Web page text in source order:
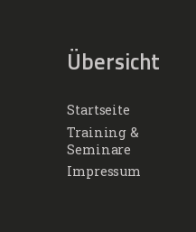
Übersicht
Startseite
Training &
Seminare
Impressum